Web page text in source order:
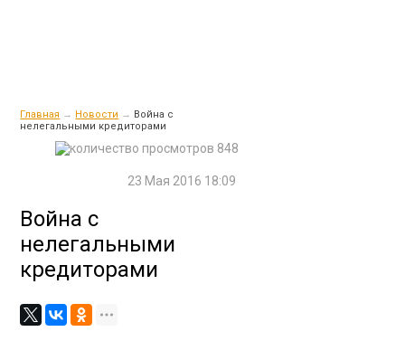
Главная → Новости → Война с
нелегальными кредиторами
848
23 Мая 2016 18:09
Война с
нелегальными
кредиторами